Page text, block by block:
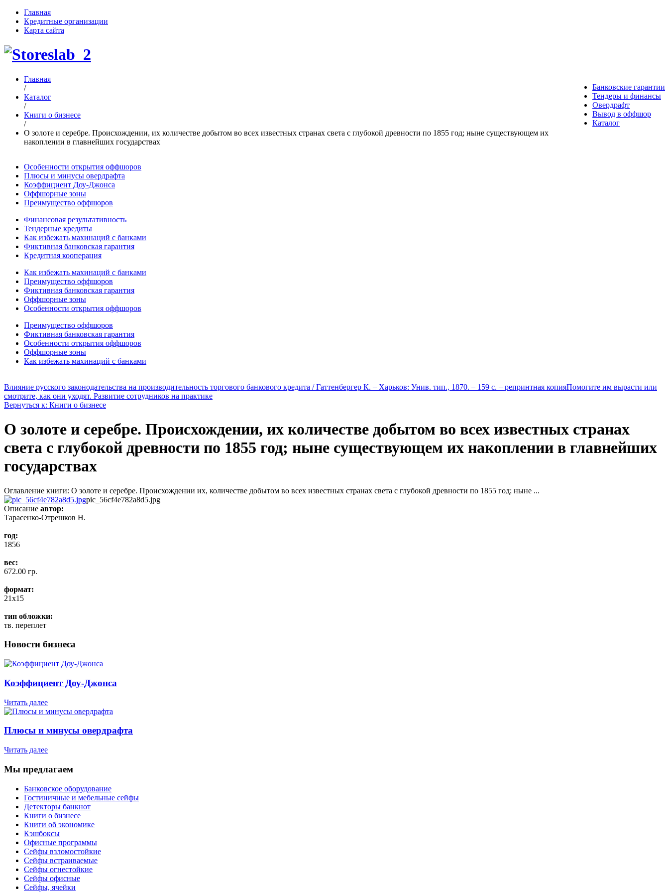
Главная
Кредитные организации
Карта сайта
Банковские гарантии
Тендеры и финансы
Овердрафт
Вывод в оффшор
Каталог
Главная
/
Каталог
/
Книги о бизнесе
/
О золоте и серебре. Происхождении, их количестве добытом во всех известных странах света с глубокой древности по 1855 год; ныне существующем их
накоплении в главнейших государствах
Особенности открытия оффшоров
Плюсы и минусы овердрафта
Коэффициент Доу-Джонса
Оффшорные зоны
Преимущество оффшоров
Финансовая результативность
Тендерные кредиты
Как избежать махинаций с банками
Фиктивная банковская гарантия
Кредитная кооперация
Как избежать махинаций с банками
Преимущество оффшоров
Фиктивная банковская гарантия
Оффшорные зоны
Особенности открытия оффшоров
Преимущество оффшоров
Фиктивная банковская гарантия
Особенности открытия оффшоров
Оффшорные зоны
Как избежать махинаций с банками
Влияние русского законодательства на производительность торгового банкового кредита / Гаттенбергер К. – Харьков: Унив. тип., 1870. – 159 с. – репринтная копияПомогите им вырасти или
смотрите, как они уходят. Развитие сотрудников на практике
Вернуться к: Книги о бизнесе
О золоте и серебре. Происхождении, их количестве добытом во всех известных странах
света с глубокой древности по 1855 год; ныне существующем их накоплении в главнейших
государствах
Оглавление книги: О золоте и серебре. Происхождении их, количестве добытом во всех известных странах света с глубокой древности по 1855 год; ныне ...
pic_56cf4e782a8d5.jpg
Описание автор:
Тарасенко-Отрешков Н.
год:
1856
вес:
672.00 гр.
формат:
21x15
тип обложки:
тв. переплет
Новости бизнеса
Коэффициент Доу-Джонса
Читать далее
Плюсы и минусы овердрафта
Читать далее
Мы предлагаем
Банковское оборудование
Гостиничные и мебельные сейфы
Детекторы банкнот
Книги о бизнесе
Книги об экономике
Кэшбоксы
Офисные программы
Сейфы взломостойкие
Сейфы встраиваемые
Сейфы огнестойкие
Сейфы офисные
Сейфы, ячейки